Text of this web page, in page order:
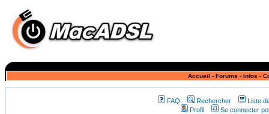
Accueil - Forums - Infos -
FAQ Rechercher
Liste
Profil
Se connecter